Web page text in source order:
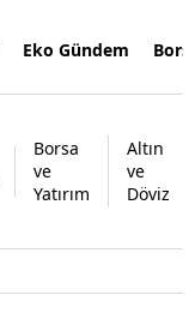
Eko Gündem
Borsa
ve
Yatırım
Altın
ve
Döviz